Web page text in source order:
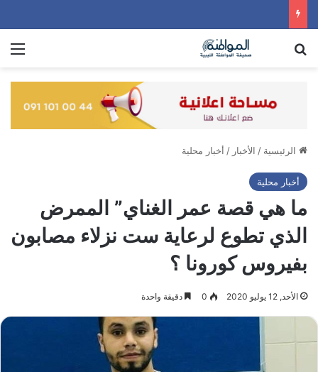
الرئيسية / الأخبار / أخبار محلية
أخبار محلية
ما هي قصة عمر الغناي” الممرض
الذي تطوع لرعاية ست نزلاء مصابون
بفيروس كورونا ؟
الأحد, 12 يوليو 2020 0 دقيقة واحدة